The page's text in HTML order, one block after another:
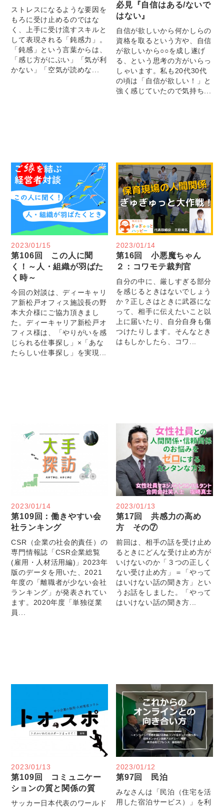
ストレスになるような要因を
もろに受け止めるのではな
く、上手に受け流すスキルと
して表現される「鈍感力」。
「鈍感」という言葉からは、
「感じ方がにぶい」「気が利
かない」「空気が読めな...
必見『自信はある/ないで
はない』
自信が欲しいから何かしらの
資格を取るという方や、自信
が欲しいから○○を成し遂げ
る、という思考の方がいらっ
しゃいます。私も20代30代
の頃は「自信が欲しい！」と
強く感じていたので気持ち...
2023/01/15
第106回 この人に聞
く！～人・組織が羽ばた
く時～
今回の対談は、ディーキャリ
ア新松戸オフィス施設長の野
本大介様にご協力頂きまし
た。ディーキャリア新松戸オ
フィス様は、「やりがいを感
じられる仕事探し」×「あな
たらしい仕事探し」を実現...
2023/01/14
第16回 小悪魔ちゃん
２：コワモテ裁判官
自分の中に、厳しすぎる部分
を感じるときはないでしょう
か？正しさはときに武器にな
って、相手に伝えたいこと以
上に届いたり、自分自身も傷
つけたりします。そんなとき
はもしかしたら、コワ...
2023/01/14
第109回：働きやすい会
社ランキング
CSR（企業の社会的責任）の
専門情報誌「CSR企業総覧
(雇用・人材活用編)」2023年
版のデータを用いた、2021
年度の「離職者が少ない会社
ランキング」が発表されてい
ます。2020年度「単独従業
員...
2023/01/13
第17回 共感力の高め
方 その⑦
前回は、相手の話を受け止め
るときにどんな受け止め方が
いけないのか「３つの正しく
ない受け止め方」＝「やって
はいけない話の聞き方」とい
うお話をしました。「やって
はいけない話の聞き方...
2023/01/13
第109回 コミュニケー
ションの質と関係の質
サッカー日本代表のワールド
2023/01/12
第97回 民泊
みなさんは「民泊（住宅を活
用した宿泊サービス）」を利